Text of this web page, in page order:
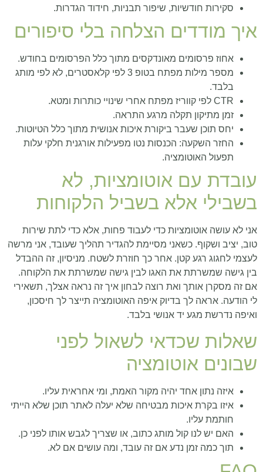
סקירות חודשיות, שיפור תבניות, חידוד הגדרות.
איך מודדים הצלחה בלי סיפורים
אחוז פרסומים מאונדקסים מתוך כלל הפרסומים בחודש.
מספר מילות מפתח בטופ 3 לפי קלאסטרים, לא לפי מותג
בלבד.
CTR לפי קווריז מפתח אחרי שינויי כותרות ומטא.
זמן מתיקון תקלה מרגע התראה.
יחס תוכן שעבר ביקורת איכות אנושית מתוך כלל הטיוטות.
החזר השקעה: הכנסות נטו מפעילות אורגנית חלקי עלות
תפעול האוטומציה.
עובדת עם אוטומציות, לא
בשבילי אלא בשביל הלקוחות
אני לא עושה אוטומציות כדי לעבוד פחות, אלא כדי לתת שירות
טוב, יציב ושקוף. כשאני מסיימת להגדיר תהליך שעובד, אני מרשה
לעצמי לחגוג רגע קטן. אחר כך חוזרת לשטח. מניסיון, זה ההבדל
בין גישה שמשרתת את האגו לבין גישה שמשרתת את הלקוחה.
אם זה מסקרן אותך ואת רוצה לבחון איך זה נראה אצלך, תשאירי
לי הודעה. אראה לך בדיוק איפה האוטומציה תייצר לך חיסכון,
ואיפה נדרשת מגע יד אנושי בלבד.
שאלות שכדאי לשאול לפני
שבונים אוטומציה
איזה נתון אחד יהיה מקור האמת, ומי אחראית עליו.
איזו בקרת איכות מבטיחה שלא יעלה לאתר תוכן שלא הייתי
חותמת עליו.
האם יש לנו קול מותג כתוב, או שצריך לגבש אותו לפני כן.
תוך כמה זמן נדע אם זה עובד, ומה עושים אם לא.